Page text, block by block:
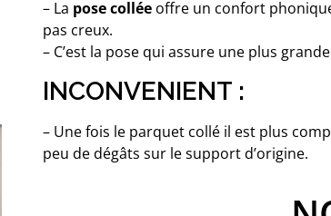
– La pose collée offre un confort
pas creux.
– C’est la pose qui assure une plus
INCONVENIENT :
– Une fois le parquet collé il est plus
peu de dégâts sur le support d’origine.